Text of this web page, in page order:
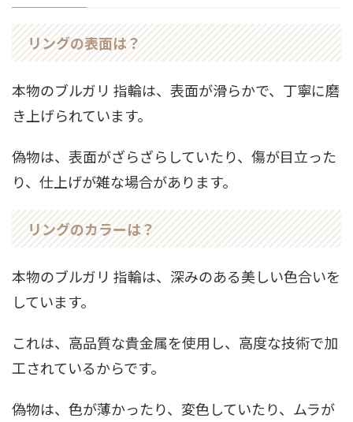
リングの表面は？
本物のブルガリ 指輪は、表面が滑らかで、丁寧に磨
き上げられています。
偽物は、表面がざらざらしていたり、傷が目立った
り、仕上げが雑な場合があります。
リングのカラーは？
本物のブルガリ 指輪は、深みのある美しい色合いを
しています。
これは、高品質な貴金属を使用し、高度な技術で加
工されているからです。
偽物は、色が薄かったり、変色していたり、ムラが